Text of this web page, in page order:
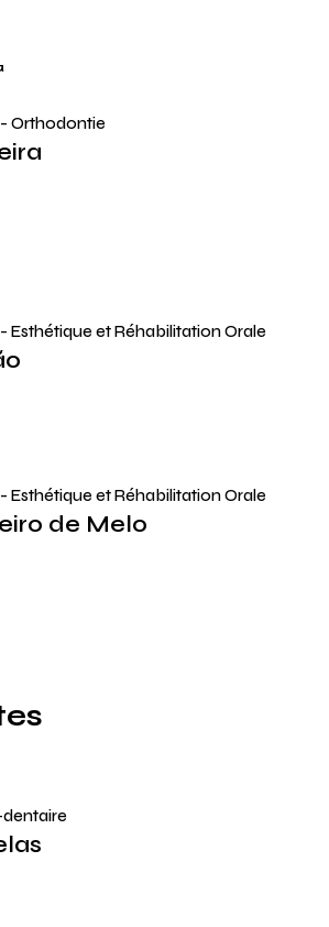
Orthodontie
Esthétique et Réhabilitation Orale
Esthétique et Réhabilitation Orale
de Melo